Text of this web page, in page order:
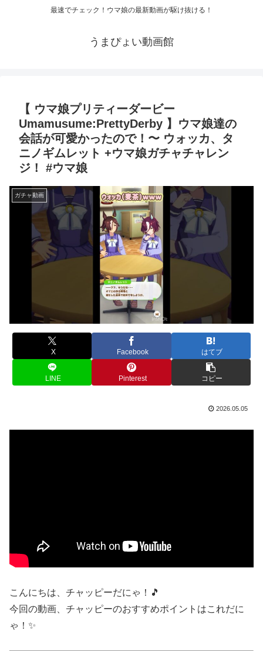
最速でチェック！ウマ娘の最新動画が駆け抜ける！
うまぴょい動画館
【 ウマ娘プリティーダービー
Umamusume:PrettyDerby 】ウマ娘達の
会話が可愛かったので！〜 ウォッカ、タ
ニノギムレット +ウマ娘ガチャチャレン
ジ！ #ウマ娘
ガチャ動画
X Facebook はてブ
LINE Pinterest コピー
2026.05.05
こんにちは、チャッピーだにゃ！🎵
今回の動画、チャッピーのおすすめポイントはこれだに
ゃ！✨